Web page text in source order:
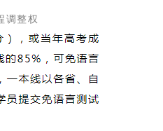
调整权